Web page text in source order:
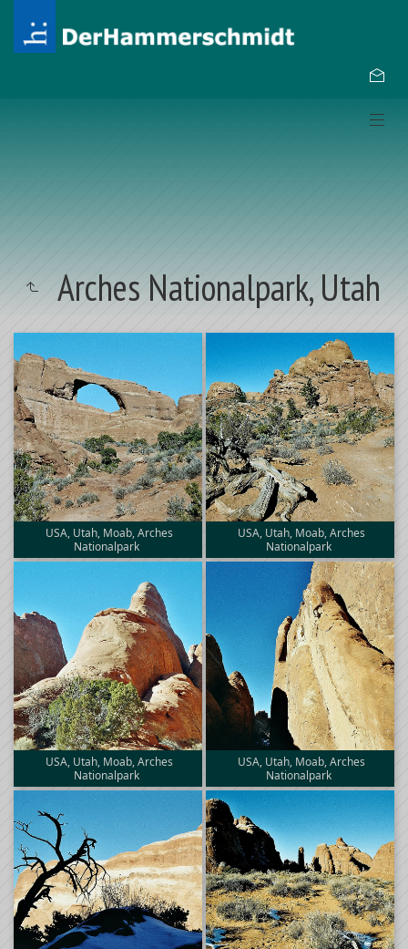
Arches Nationalpark, Utah
USA, Utah, Moab, Arches
Nationalpark
USA, Utah, Moab, Arches
Nationalpark
USA, Utah, Moab, Arches
Nationalpark
USA, Utah, Moab, Arches
Nationalpark